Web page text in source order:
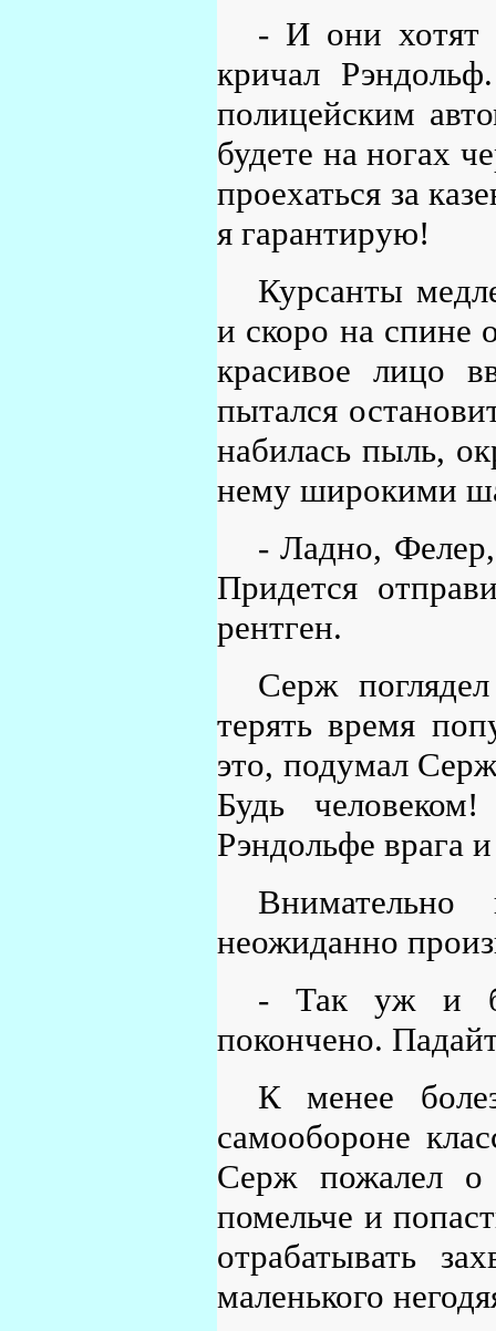
- И они хотят
кричал
полицейским
будете на ногах
проехаться за
я гарантирую!
Курсанты
и скоро на спине
красивое лицо
пытался
набилась пыль,
нему широкими
- Ладно,
Придется
рентген.
Серж
терять время
это, подумал
Будь
Рэндольфе врага
Внимательно
неожиданно
- Так уж и
покончено.
К менее
самообороне
Серж пожалел о
помельче и
отрабатывать
маленького